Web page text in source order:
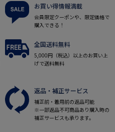
お買い得情報満載
会員限定クーポンや、限定価格で
購入できる！
全国送料無料
5,000円（税込）以上のお買い上
げで送料無料
返品・補正サービス
補正前・着用前の返品可能
※一部返品不可商品あり購入時の
補正サービスも承ります。